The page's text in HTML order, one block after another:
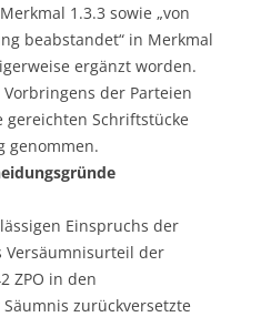
1.3.3 sowie „von
beabstandet“ in Merkmal
ergänzt worden.
der Parteien
Schriftstücke
genommen.
Einspruchs der
Versäumnisurteil der
ZPO in den
zurückversetzte